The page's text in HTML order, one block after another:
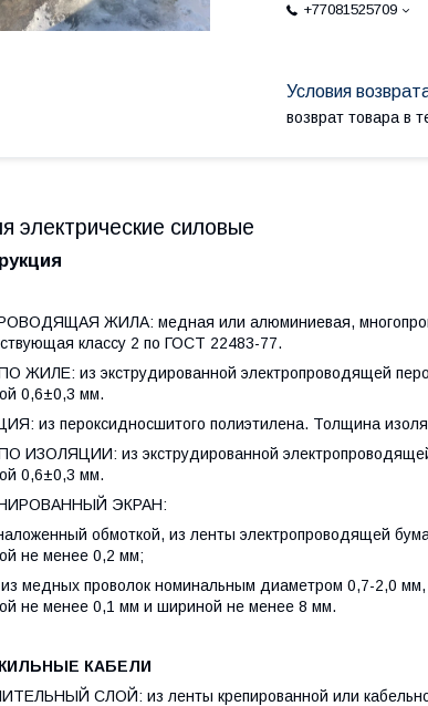
+77081525709
возврат товара в
электрические силовые
ЖИЛА: медная или алюминиевая,
классу 2 по ГОСТ 22483-77.
ЖИЛЕ: из экструдированной электропроводящей
0,6±0,3 мм.
из пероксидносшитого полиэтилена. Толщина
ИЗОЛЯЦИИ: из экструдированной
0,6±0,3 мм.
ЭКРАН:
обмоткой, из ленты электропроводящей
не менее 0,2 мм;
медных проволок номинальным диаметром 0,7-2,0 мм,
не менее 0,1 мм и шириной не менее 8 мм.
КАБЕЛИ
СЛОЙ: из ленты крепированной или